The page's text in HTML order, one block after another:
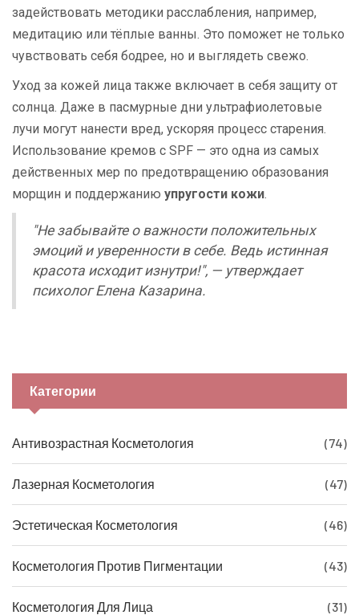
задействовать методики расслабления, например,
медитацию или тёплые ванны. Это поможет не только
чувствовать себя бодрее, но и выглядеть свежо.
Уход за кожей лица также включает в себя защиту от
солнца. Даже в пасмурные дни ультрафиолетовые
лучи могут нанести вред, ускоряя процесс старения.
Использование кремов с SPF — это одна из самых
действенных мер по предотвращению образования
морщин и поддержанию упругости кожи.
"Не забывайте о важности положительных
эмоций и уверенности в себе. Ведь истинная
красота исходит изнутри!", — утверждает
психолог Елена Казарина.
Категории
Антивозрастная Косметология (74)
Лазерная Косметология (47)
Эстетическая Косметология (46)
Косметология Против Пигментации (43)
Косметология Для Лица (31)